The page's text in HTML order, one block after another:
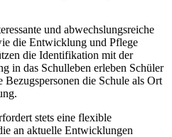
und abwechslungsreiche
die Entwicklung und Pflege
die Identifikation mit der
in das Schulleben erleben Schüler
die Schule als Ort
stets eine flexible
an aktuelle Entwicklungen